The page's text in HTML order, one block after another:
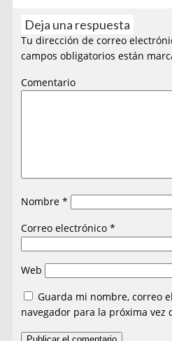
Deja una respuesta
Tu dirección de correo
campos obligatorios están
Comentario
Nombre*
Correo electrónico*
Web
Guarda mi nombre, correo
navegador para la próxima vez